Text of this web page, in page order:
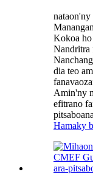
Kokoa
Nandritra
dia teo
Amin'ny
efitrano
Hamaky